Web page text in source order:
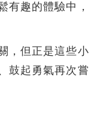
有趣的體驗中，
，但正是這些小
鼓起勇氣再次嘗